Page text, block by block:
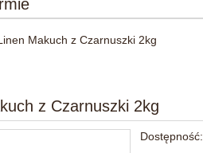
Makuch z Czarnuszki 2kg
z Czarnuszki 2kg
Dostępność: